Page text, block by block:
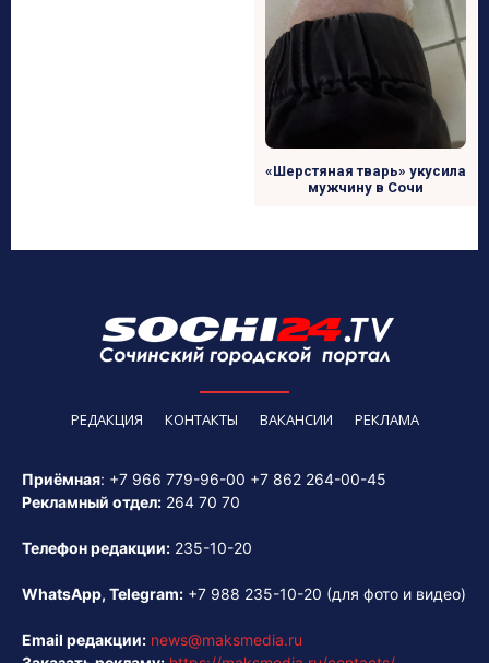
«Шерстяная тварь» укусила
мужчину в Сочи
РЕДАКЦИЯ КОНТАКТЫ ВАКАНСИИ РЕКЛАМА
Приёмная: +7 966 779-96-00 +7 862 264-00-45
Рекламный отдел: 264 70 70
Телефон редакции: 235-10-20
WhatsApp, Telegram: +7 988 235-10-20 (для фото и видео)
Email редакции: news@maksmedia.ru